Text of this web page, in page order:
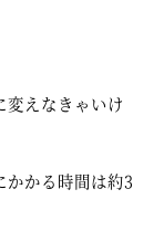
変えなきゃいけ
かかる時間は約3